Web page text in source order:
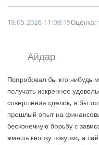
19.05.2026 11:08:15Оценка:
Айдар
Попробовал бы кто нибудь
получать искреннее
совершения сделок, я бы
прошлый опыт на
бесконечную борьбу с
жмешь кнопку покупки, а